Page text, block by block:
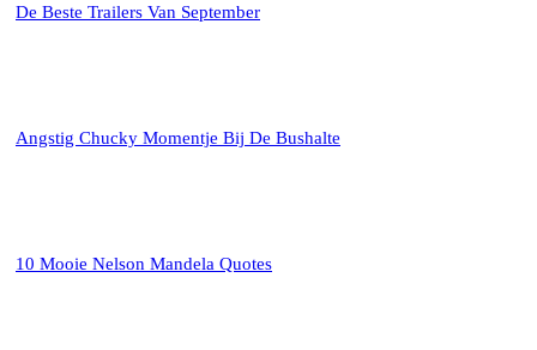
De Beste Trailers Van September
Angstig Chucky Momentje Bij De Bushalte
10 Mooie Nelson Mandela Quotes